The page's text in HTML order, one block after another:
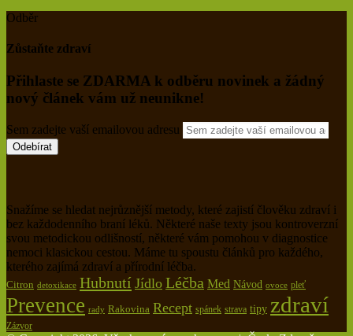
Odběr
Zůstaňte zdraví
Přihlaste se ZDARMA k odběru novinek a žádný
nový článek vám už neunikne!
Sem zadejte vaší emailovou adresu
Snažíme se hledat nejrůznější metody, které zajistí člověku zdraví i
bez každodenního braní léků. Některé naše texty jsou kontroverzní
svou metodickou odlišností, některé vám pomohou v diagnostice
nemoci klasickou cestou. Máme tu spoustu článků pro každého,
kterého zajímá zdraví a přírodní léčba.
Citron detoxikace Hubnutí Jídlo Léčba Med Návod ovoce pleť
Prevence rady Rakovina Recept spánek strava tipy zdraví
Zázvor